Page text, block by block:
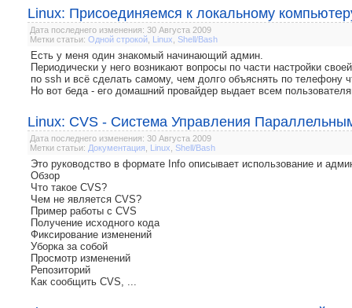
Linux: Присоединяемся к локальному
Дата последнего изменения: 30 Августа 2009
Метки статьи: Одной строкой Linux Shell/Bash
Есть у меня один знакомый начинающий админ.
Периодически у него возникают вопросы по части настройки
по ssh и всё сделать самому, чем долго объяснять по телефону
Но вот беда - его домашний провайдер выдает всем
Linux: CVS - Система Управления
Дата последнего изменения: 30 Августа 2009
Метки статьи: Документация Linux Shell/Bash
Это руководство в формате Info описывает использование и
Обзор
Что такое CVS?
Чем не является CVS?
Пример работы с CVS
Получение исходного кода
Фиксирование изменений
Уборка за собой
Просмотр изменений
Репозиторий
Как сообщить CVS, ...